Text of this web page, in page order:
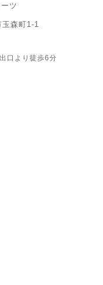
ツ
森町1-1
口より徒歩6分